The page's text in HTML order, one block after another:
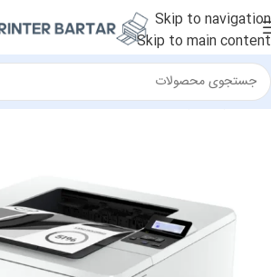
Skip to navigation
Skip to main content
خانه/پرینتر/پرینتر لیزری